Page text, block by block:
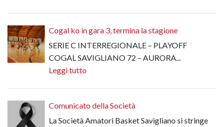
Cogal ko in gara 3, termina la stagione
SERIE C INTERREGIONALE – PLAYOFF
COGAL SAVIGLIANO 72 – AURORA...
Leggi tutto
Comunicato della Società
La Società Amatori Basket Savigliano si stringe